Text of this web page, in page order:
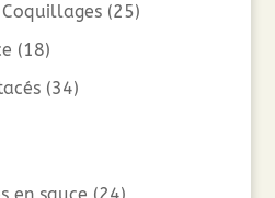
(25)
(18)
(34)